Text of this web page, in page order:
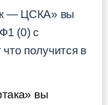
— ЦСКА» вы
(0) с
получится в
вы